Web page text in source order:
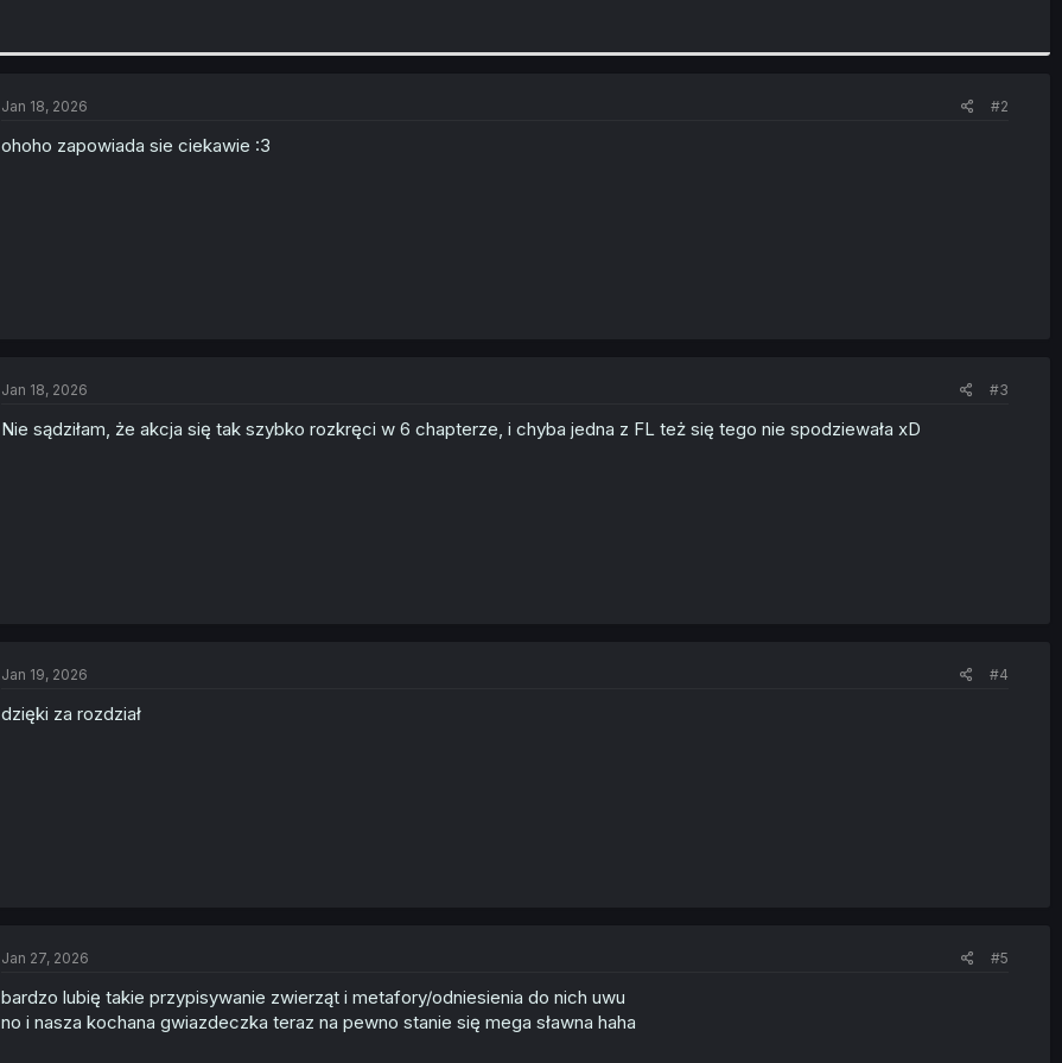
Jan 18, 2026 #2
ohoho zapowiada sie ciekawie :3
Jan 18, 2026 #3
Nie sądziłam, że akcja się tak szybko rozkręci w 6 chapterze, i chyba jedna z FL też się tego nie spodziewała xD
Jan 19, 2026 #4
dzięki za rozdział
Jan 27, 2026 #5
bardzo lubię takie przypisywanie zwierząt i metafory/odniesienia do nich uwu
no i nasza kochana gwiazdeczka teraz na pewno stanie się mega sławna haha